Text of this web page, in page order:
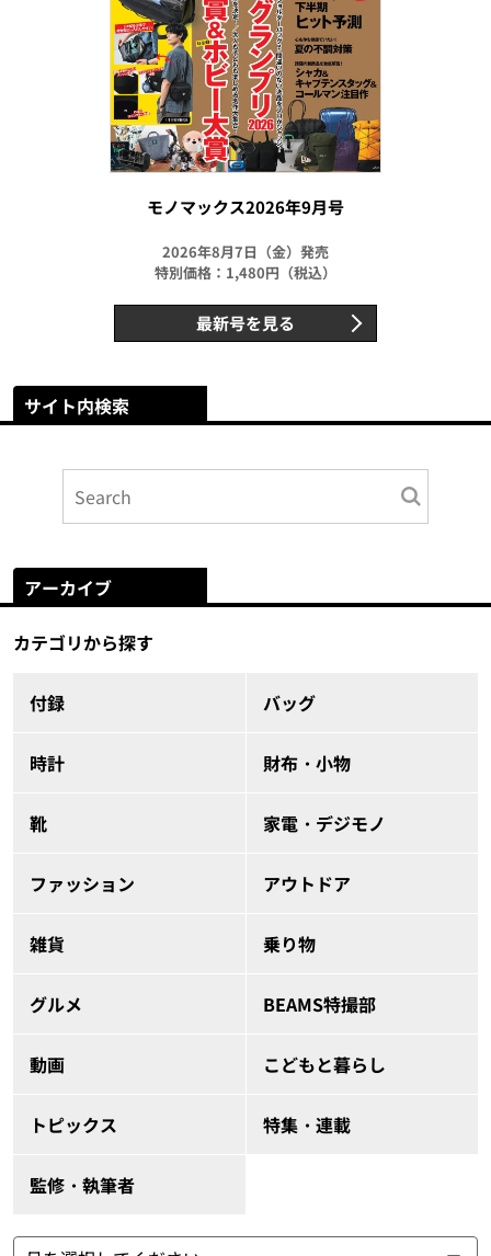
モノマックス2026年9月号
2026年8月7日（金）発売
特別価格：1,480円（税込）
最新号を見る
サイト内検索
アーカイブ
カテゴリから探す
付録 バッグ
時計 財布・小物
靴 家電・デジモノ
ファッション アウトドア
雑貨 乗り物
グルメ BEAMS特撮部
動画 こどもと暮らし
トピックス 特集・連載
監修・執筆者